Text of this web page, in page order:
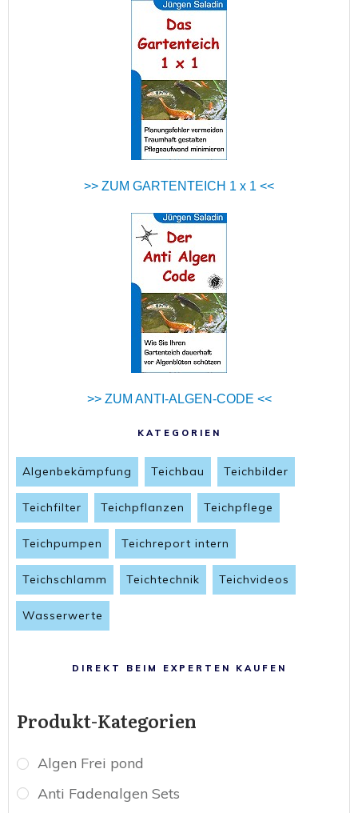
>> ZUM GARTENTEICH 1 x 1 <<
>> ZUM ANTI-ALGEN-CODE <<
KATEGORIEN
Algenbekämpfung Teichbau Teichbilder
Teichfilter Teichpflanzen Teichpflege
Teichpumpen Teichreport intern
Teichschlamm Teichtechnik Teichvideos
Wasserwerte
DIREKT BEIM EXPERTEN KAUFEN
Produkt-Kategorien
Algen Frei pond
Anti Fadenalgen Sets